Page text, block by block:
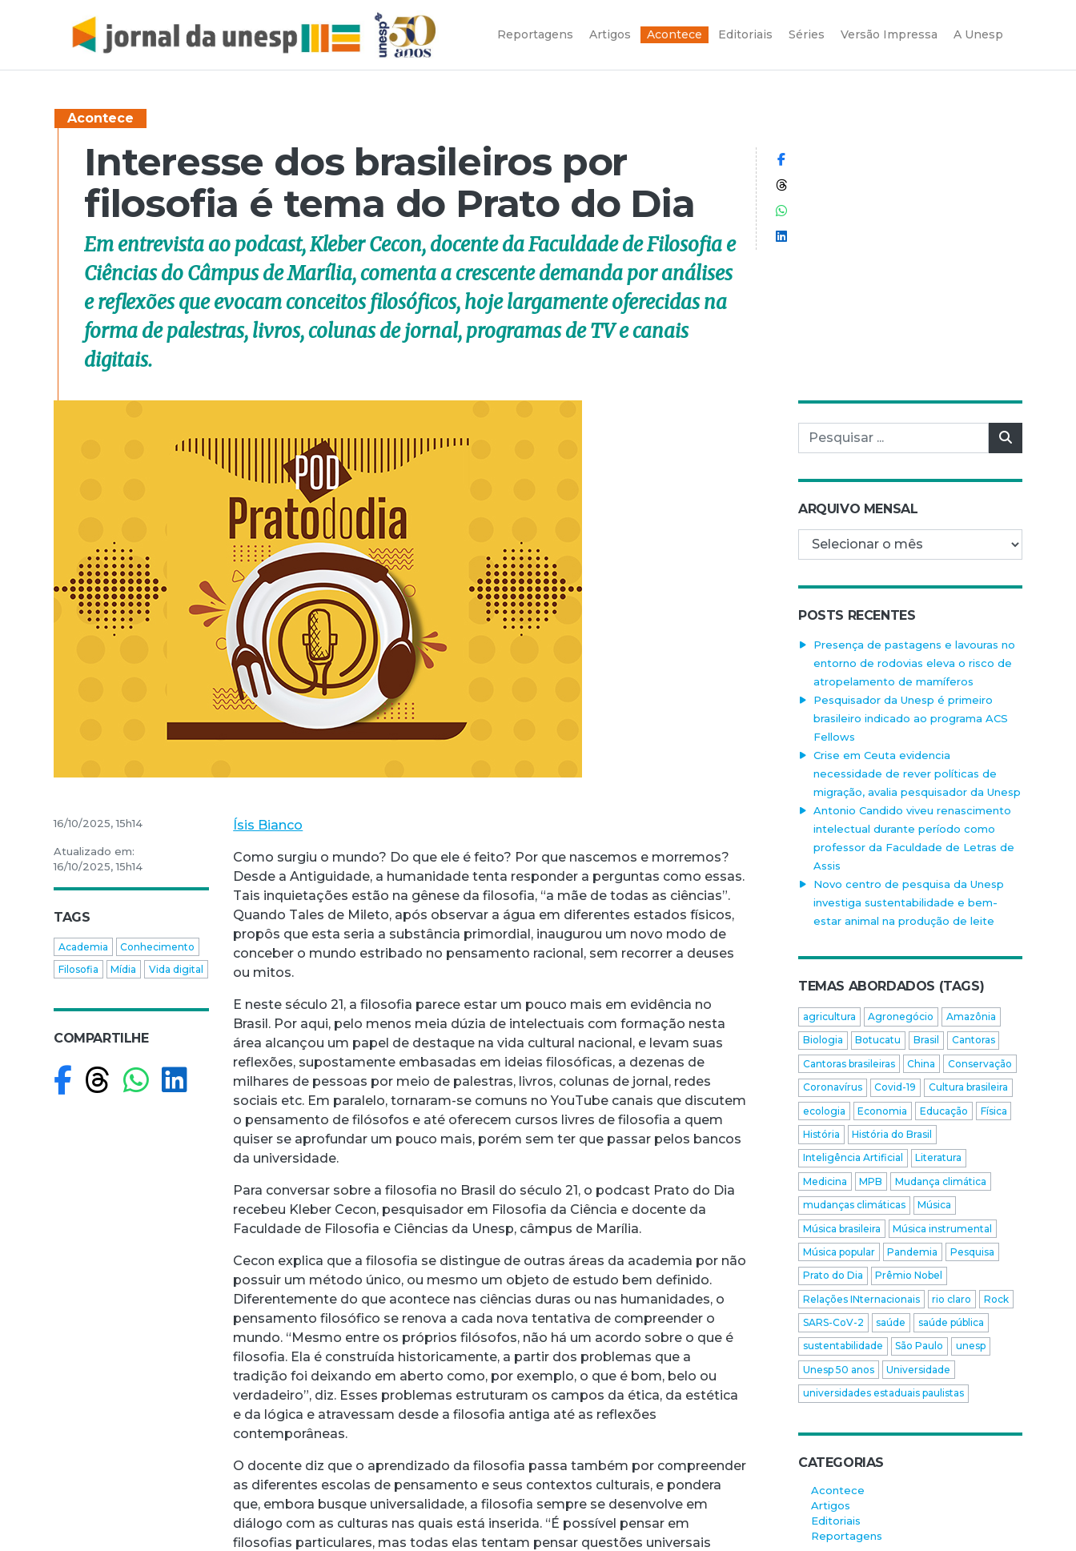
Reportagens Artigos Acontece Editoriais Séries Versão Impressa A Unesp
Acontece
Interesse dos brasileiros por
filosofia é tema do Prato do Dia
Em entrevista ao podcast, Kleber Cecon, docente da Faculdade de Filosofia e
Ciências do Câmpus de Marília, comenta a crescente demanda por análises
e reflexões que evocam conceitos filosóficos, hoje largamente oferecidas na
forma de palestras, livros, colunas de jornal, programas de TV e canais
digitais.
Compartilhar no Facebook
Compartilhar no Threads
Compartilhar no WhatsApp
Compartilhar no LinkedIn
Ísis Bianco
Como surgiu o mundo? Do que ele é feito? Por que nascemos e morremos?
Desde a Antiguidade, a humanidade tenta responder a perguntas como essas.
Tais inquietações estão na gênese da filosofia, “a mãe de todas as ciências”.
Quando Tales de Mileto, após observar a água em diferentes estados físicos,
propôs que esta seria a substância primordial, inaugurou um novo modo de
conceber o mundo estribado no pensamento racional, sem recorrer a deuses
ou mitos.
E neste século 21, a filosofia parece estar um pouco mais em evidência no
Brasil. Por aqui, pelo menos meia dúzia de intelectuais com formação nesta
área alcançou um papel de destaque na vida cultural nacional, e levam suas
reflexões, supostamente embasadas em ideias filosóficas, a dezenas de
milhares de pessoas por meio de palestras, livros, colunas de jornal, redes
sociais etc. Em paralelo, tornaram-se comuns no YouTube canais que discutem
o pensamento de filósofos e até oferecem cursos livres de filosofia a quem
quiser se aprofundar um pouco mais, porém sem ter que passar pelos bancos
da universidade.
Para conversar sobre a filosofia no Brasil do século 21, o podcast Prato do Dia
recebeu Kleber Cecon, pesquisador em Filosofia da Ciência e docente da
Faculdade de Filosofia e Ciências da Unesp, câmpus de Marília.
Cecon explica que a filosofia se distingue de outras áreas da academia por não
possuir um método único, ou mesmo um objeto de estudo bem definido.
Diferentemente do que acontece nas ciências duras ou nas humanidades, o
pensamento filosófico se renova a cada nova tentativa de compreender o
mundo. “Mesmo entre os próprios filósofos, não há um acordo sobre o que é
filosofia. Ela é construída historicamente, a partir dos problemas que a
tradição foi deixando em aberto como, por exemplo, o que é bom, belo ou
verdadeiro”, diz. Esses problemas estruturam os campos da ética, da estética
e da lógica e atravessam desde a filosofia antiga até as reflexões
contemporâneas.
O docente diz que o aprendizado da filosofia passa também por compreender
as diferentes escolas de pensamento e seus contextos culturais, e pondera
que, embora busque universalidade, a filosofia sempre se desenvolve em
diálogo com as culturas nas quais está inserida. “É possível pensar em
filosofias particulares, mas todas elas tentam pensar questões universais
16/10/2025, 15h14
Atualizado em:
16/10/2025, 15h14
TAGS
Academia
Conhecimento
Filosofia
Mídia Vida digital
COMPARTILHE
Compartilhar no Facebook
Compartilhar no Threads
Compartilhar no WhatsApp
Compartilhar no LinkedIn
Pesquisar por:
ARQUIVO MENSAL
Arquivo mensal
POSTS RECENTES
Presença de pastagens e lavouras no
entorno de rodovias eleva o risco de
atropelamento de mamíferos
Pesquisador da Unesp é primeiro
brasileiro indicado ao programa ACS
Fellows
Crise em Ceuta evidencia
necessidade de rever políticas de
migração, avalia pesquisador da Unesp
Antonio Candido viveu renascimento
intelectual durante período como
professor da Faculdade de Letras de
Assis
Novo centro de pesquisa da Unesp
investiga sustentabilidade e bem-
estar animal na produção de leite
TEMAS ABORDADOS (TAGS)
agricultura Agronegócio
Amazônia
Biologia
Botucatu Brasil
Cantoras
Cantoras brasileiras
China
Conservação
Coronavírus
Covid-19
Cultura brasileira
ecologia
Economia Educação
Física
História
História do Brasil
Inteligência Artificial
Literatura
Medicina
MPB
Mudança climática
mudanças climáticas
Música
Música brasileira
Música instrumental
Música popular
Pandemia
Pesquisa
Prato do Dia
Prêmio Nobel
Relações INternacionais
rio claro
Rock
SARS-CoV-2
saúde
saúde pública
sustentabilidade
São Paulo
unesp
Unesp 50 anos
Universidade
universidades estaduais paulistas
CATEGORIAS
Acontece
Artigos
Editoriais
Reportagens